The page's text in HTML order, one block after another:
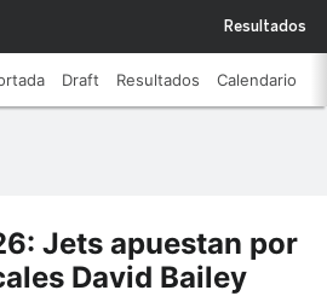
Resultados
Draft Resultados Calendario
Jets apuestan por
David Bailey